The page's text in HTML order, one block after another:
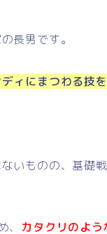
長男です。
ィにまつわる技を
いものの、基礎
カタクリのよ